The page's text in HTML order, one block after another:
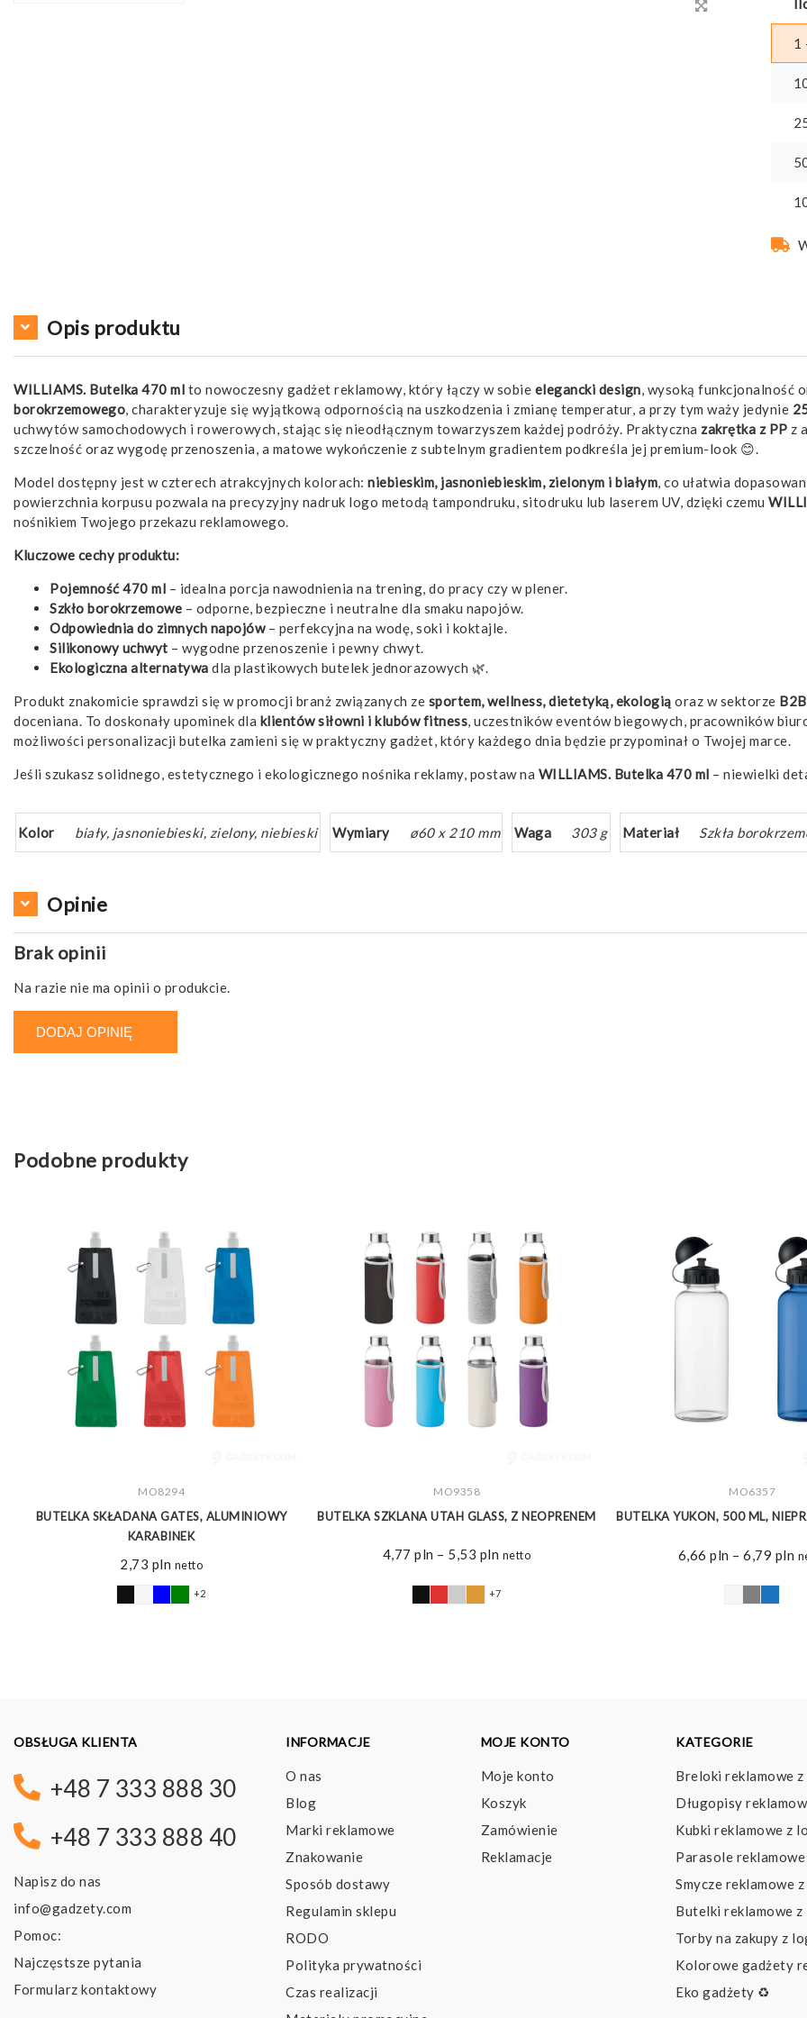
1
Opis produktu
WILLIAMS. Butelka 470 ml to nowoczesny gadżet reklamowy, który łączy w sobie elegancki design , wysoką funkcjonalność
borokrzemowego , charakteryzuje się wyjątkową odpornością na uszkodzenia i zmianę temperatur, a przy tym waży jedynie
uchwytów samochodowych i rowerowych, stając się nieodłącznym towarzyszem każdej podróży. Praktyczna zakrętka z PP z
szczelność oraz wygodę przenoszenia, a matowe wykończenie z subtelnym gradientem podkreśla jej premium-look 😊.
Model dostępny jest w czterech atrakcyjnych kolorach: niebieskim, jasnoniebieskim, zielonym i białym , co ułatwia
powierzchnia korpusu pozwala na precyzyjny nadruk logo metodą tampondruku, sitodruku lub laserem UV, dzięki czemu
nośnikiem Twojego przekazu reklamowego.
Kluczowe cechy produktu:
Pojemność 470 ml – idealna porcja nawodnienia na trening, do pracy czy w plener.
Szkło borokrzemowe – odporne, bezpieczne i neutralne dla smaku napojów.
Odpowiednia do zimnych napojów– perfekcyjna na wodę, soki i koktajle.
Silikonowy uchwyt – wygodne przenoszenie i pewny chwyt.
Ekologiczna alternatywa dla plastikowych butelek jednorazowych 🌿.
Produkt znakomicie sprawdzi się w promocji branż związanych ze sportem, wellness, dietetyką, ekologią oraz w sektorze B2B
doceniana. To doskonały upominek dla klientów siłowni i klubów fitness , uczestników eventów biegowych, pracowników
możliwości personalizacji butelka zamieni się w praktyczny gadżet, który każdego dnia będzie przypominał o Twojej marce.
Jeśli szukasz solidnego, estetycznego i ekologicznego nośnika reklamy, postaw na WILLIAMS. Butelka 470 ml – niewielki
Kolor biały, jasnoniebieski, zielony, niebieski Wymiary ø60 x 210 mm Waga 303 g Materiał Szkła
Opinie
Brak opinii
Na razie nie ma opinii o produkcie.
DODAJ OPINIĘ
Podobne produkty
ZOBACZ WIĘCEJ
MO8294
BUTELKA SKŁADANA GATES, ALUMINIOWY
KARABINEK
2,73 pln netto
+2
ZOBACZ WIĘCEJ
MO9358
BUTELKA SZKLANA UTAH GLASS, Z NEOPRENEM
4,77pln – 5,53 pln Zakres
4,77 pln
netto
+7
ZOBACZ WIĘCEJ
MO6357
BUTELKA YUKON, 500 ML,
6,66pln – 6,79 pln
OBSŁUGA KLIENTA
+48 7 333 888 30
+48 7 333 888 40
Napisz do nas
info@gadzety.com
Pomoc:
Najczęstsze pytania
Formularz kontaktowy
INFORMACJE
O nas
Blog
Marki reklamowe
Znakowanie
Sposób dostawy
Regulamin sklepu
RODO
Polityka prywatności
Czas realizacji
MOJE KONTO
Moje konto
Koszyk
Zamówienie
Reklamacje
KATEGORIE
Breloki reklamowe
Długopisy
Kubki reklamowe z
Parasole
Smycze reklamowe
Butelki reklamowe z
Torby na zakupy z
Kolorowe gadżety
Eko gadżety ♻️